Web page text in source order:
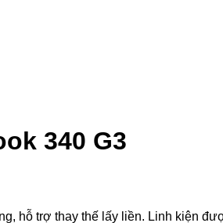
340 G3
hỗ trợ thay thế lấy liền. Linh kiện